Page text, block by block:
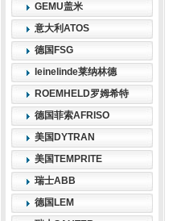
GEMU盖米
意大利ATOS
德国FSG
leinelinde莱纳林德
ROEMHELD罗姆希特
德国菲索AFRISO
美国DYTRAN
美国TEMPRITE
瑞士ABB
德国LEM